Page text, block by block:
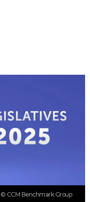
© CCM Benchmark Group